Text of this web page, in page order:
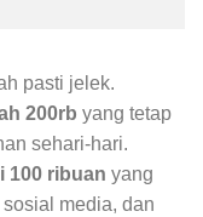
pasti jelek.
200rb yang tetap
sehari-hari.
100 ribuan yang
media, dan